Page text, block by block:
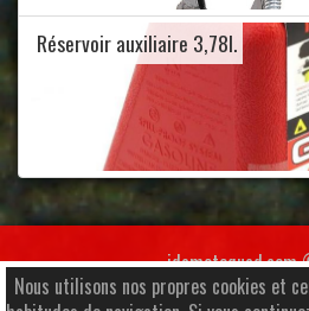
Réservoir auxiliaire 3,78l.
Av. Santa Coloma 38, Local
Nous utilisons nos propres cookies et